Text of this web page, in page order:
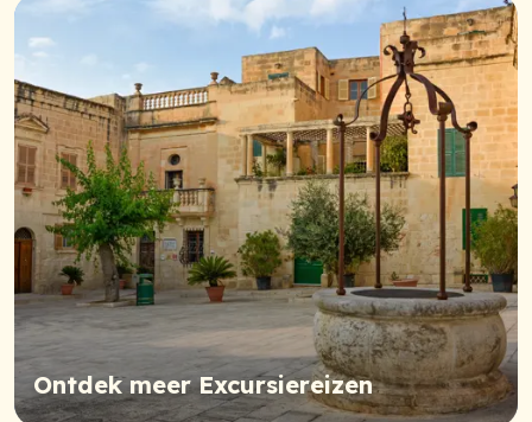
Ontdek meer Excursiereizen